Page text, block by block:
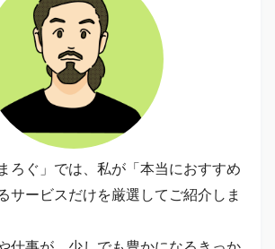
ろぐ」では、私が「本当におすすめ
サービスだけを厳選してご紹介しま